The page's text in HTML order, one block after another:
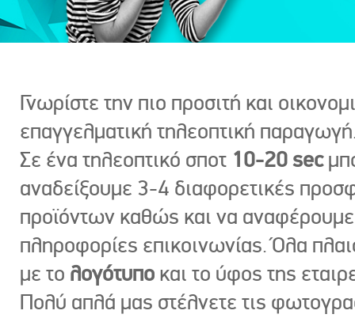
Γνωρίστε την πιο προσιτή και
επαγγελματική τηλεοπτική
Σε ένα τηλεοπτικό σποτ 10-20 sec
αναδείξουμε 3-4 διαφορετικές
προϊόντων καθώς και να
πληροφορίες επικοινωνίας. Όλα
με το λογότυπο και το ύφος της
Πολύ απλά μας στέλνετε τις